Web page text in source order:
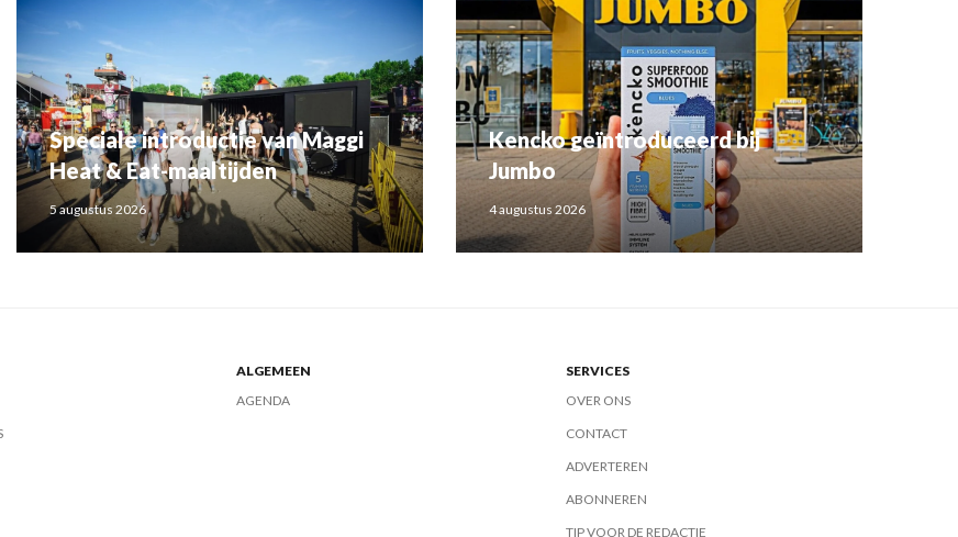
Speciale introductie van Maggi
Heat & Eat-maaltijden
5 augustus 2026
Kencko geïntroduceerd bij
Jumbo
4 augustus 2026
ALGEMEEN
AGENDA
SERVICES
OVER ONS
CONTACT
ADVERTEREN
ABONNEREN
TIP VOOR DE REDACTIE